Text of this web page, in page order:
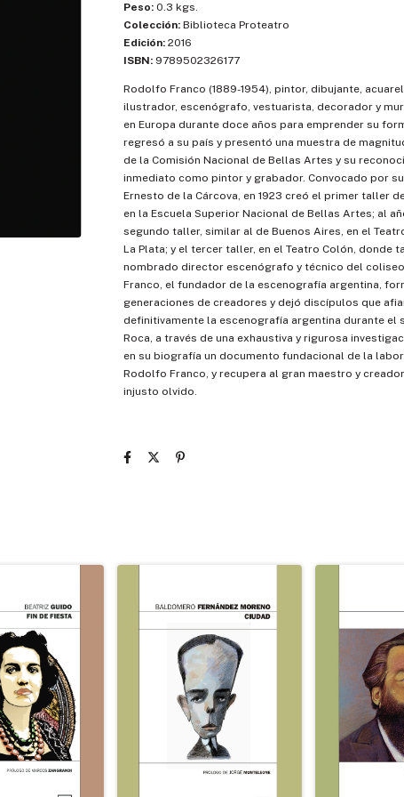
Peso: 0.3 kgs.
Colección: Biblioteca Proteatro
Edición: 2016
ISBN: 9789502326177
Rodolfo Franco (1889-1954), pintor, dibujante,
ilustrador, escenógrafo, vestuarista, decorador y
en Europa durante doce años para emprender su
regresó a su país y presentó una muestra de
de la Comisión Nacional de Bellas Artes y su
inmediato como pintor y grabador. Convocado por
Ernesto de la Cárcova, en 1923 creó el primer taller
en la Escuela Superior Nacional de Bellas Artes; al
segundo taller, similar al de Buenos Aires, en el
La Plata; y el tercer taller, en el Teatro Colón, donde
nombrado director escenógrafo y técnico del
Franco, el fundador de la escenografía argentina,
generaciones de creadores y dejó discípulos que
definitivamente la escenografía argentina durante el
Roca, a través de una exhaustiva y rigurosa
en su biografía un documento fundacional de la
Rodolfo Franco, y recupera al gran maestro y
injusto olvido.